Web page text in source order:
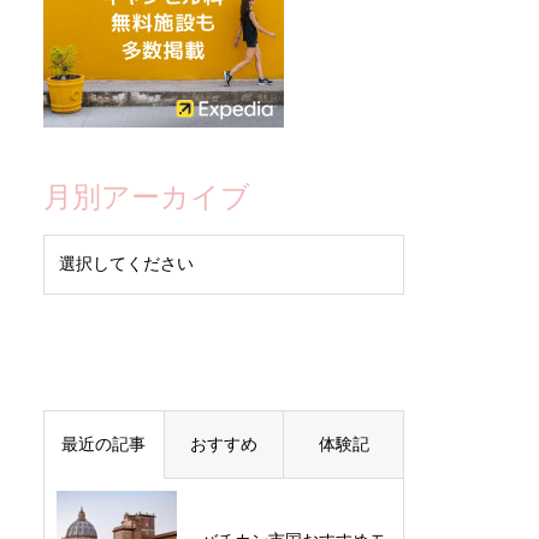
月別アーカイブ
最近の記事 おすすめ 体験記